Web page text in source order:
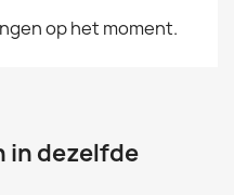
op het moment.
in dezelfde